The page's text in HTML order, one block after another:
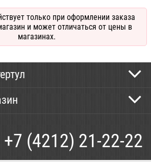
только при оформлении заказа
и может отличаться от цены в
магазинах.
+7 (4212) 21-22-22